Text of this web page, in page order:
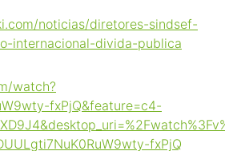
noticias/diretores-sindsef-
internacional-divida-publica
watch?
fxPjQ&feature=c4-
fxPjQ